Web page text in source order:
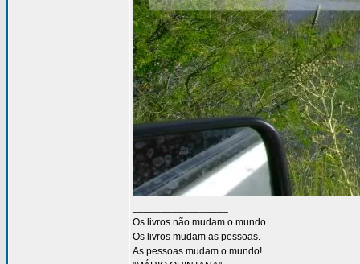
Os livros não mudam o mundo.
Os livros mudam as pessoas.
As pessoas mudam o mundo!